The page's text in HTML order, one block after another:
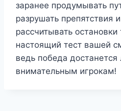
заранее продумывать
разрушать препятствия
рассчитывать
настоящий тест вашей
ведь победа
внимательным игрокам!